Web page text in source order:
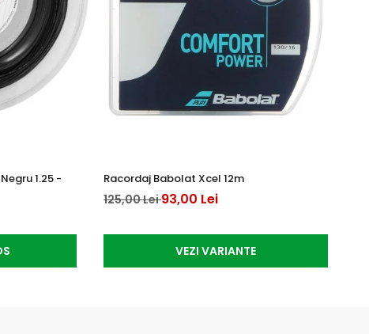
1.25 -
Racordaj Babolat Xcel 12m
125,00 Lei93,00 Lei
VEZI VARIANTE